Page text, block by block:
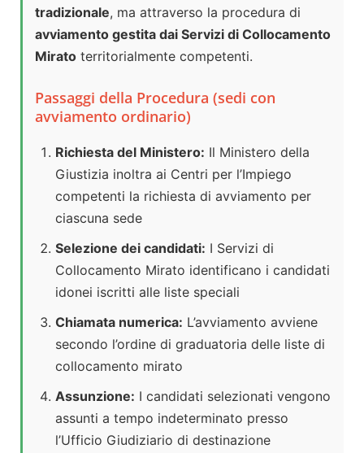
tradizionale, ma attraverso la procedura di
avviamento gestita dai Servizi di Collocamento
Mirato territorialmente competenti.
Passaggi della Procedura (sedi con
avviamento ordinario)
Richiesta del Ministero: Il Ministero della
Giustizia inoltra ai Centri per l’Impiego
competenti la richiesta di avviamento per
ciascuna sede
Selezione dei candidati: I Servizi di
Collocamento Mirato identificano i candidati
idonei iscritti alle liste speciali
Chiamata numerica: L’avviamento avviene
secondo l’ordine di graduatoria delle liste di
collocamento mirato
Assunzione: I candidati selezionati vengono
assunti a tempo indeterminato presso
l’Ufficio Giudiziario di destinazione